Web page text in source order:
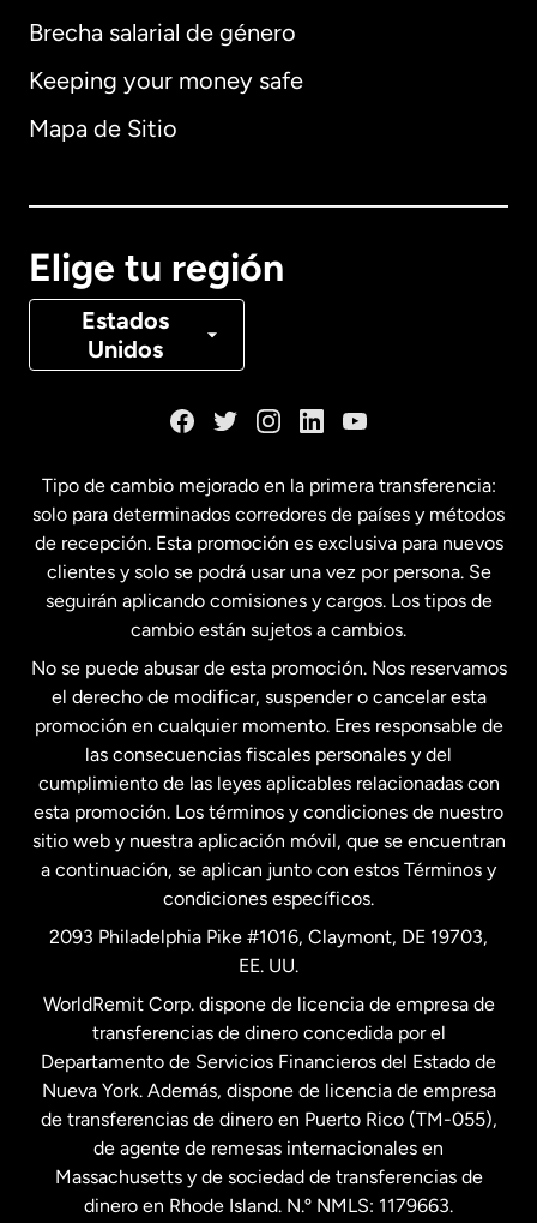
Brecha salarial de género
Keeping your money safe
Mapa de Sitio
Elige tu región
Estados
Unidos
Alemania
Canadá Français
Estados Unidos English
Estados Unidos Español
Francia
Malasia
Nueva Zelanda
Países Bajos
Suecia
Tipo de cambio mejorado en la primera transferencia:
solo para determinados corredores de países y métodos
de recepción. Esta promoción es exclusiva para nuevos
clientes y solo se podrá usar una vez por persona. Se
seguirán aplicando comisiones y cargos. Los tipos de
cambio están sujetos a cambios.
No se puede abusar de esta promoción. Nos reservamos
el derecho de modificar, suspender o cancelar esta
promoción en cualquier momento. Eres responsable de
las consecuencias fiscales personales y del
cumplimiento de las leyes aplicables relacionadas con
esta promoción. Los términos y condiciones de nuestro
sitio web y nuestra aplicación móvil, que se encuentran
a continuación, se aplican junto con estos Términos y
condiciones específicos.
2093 Philadelphia Pike #1016, Claymont, DE 19703,
EE. UU.
WorldRemit Corp. dispone de licencia de empresa de
transferencias de dinero concedida por el
Departamento de Servicios Financieros del Estado de
Nueva York. Además, dispone de licencia de empresa
de transferencias de dinero en Puerto Rico (TM-055),
de agente de remesas internacionales en
Massachusetts y de sociedad de transferencias de
dinero en Rhode Island. N.º NMLS: 1179663.